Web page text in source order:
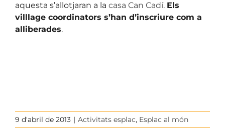
aquesta s’allotjaran a la casa Can Cadí. Els
villlage coordinators s’han d’inscriure com a
alliberades.
9 d'abril de 2013 | Activitats esplac, Esplac al món